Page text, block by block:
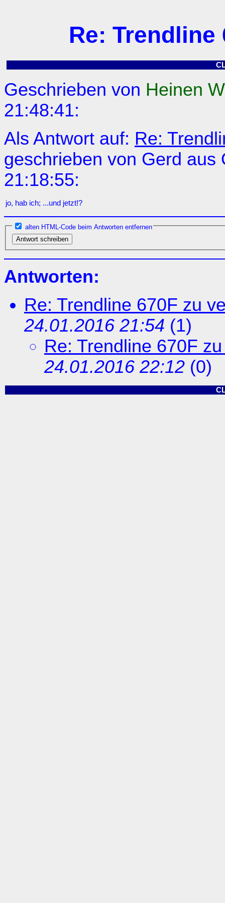
Re: Trendline
Geschrieben von Heinen
21:48:41:
Als Antwort auf: Re:
geschrieben von Gerd aus
21:18:55:
jo, hab ich; ...und jetzt!?
alten HTML-Code beim Antworten entfernen
Antworten:
Re: Trendline 670F zu
24.01.2016 21:54 (1)
Re: Trendline 670F
24.01.2016 22:12 (0)